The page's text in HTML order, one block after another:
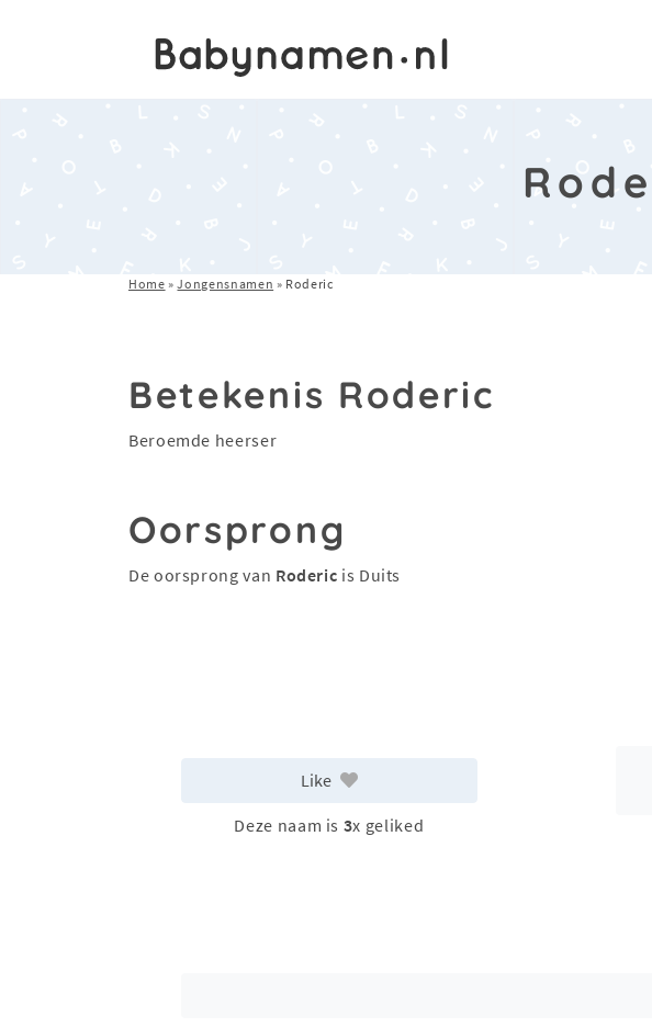
Home »Jongensnamen » Roderic
Betekenis Roderic
Beroemde heerser
Oorsprong
De oorsprong van Roderic is Duits
Like
Deze naam is 3x geliked